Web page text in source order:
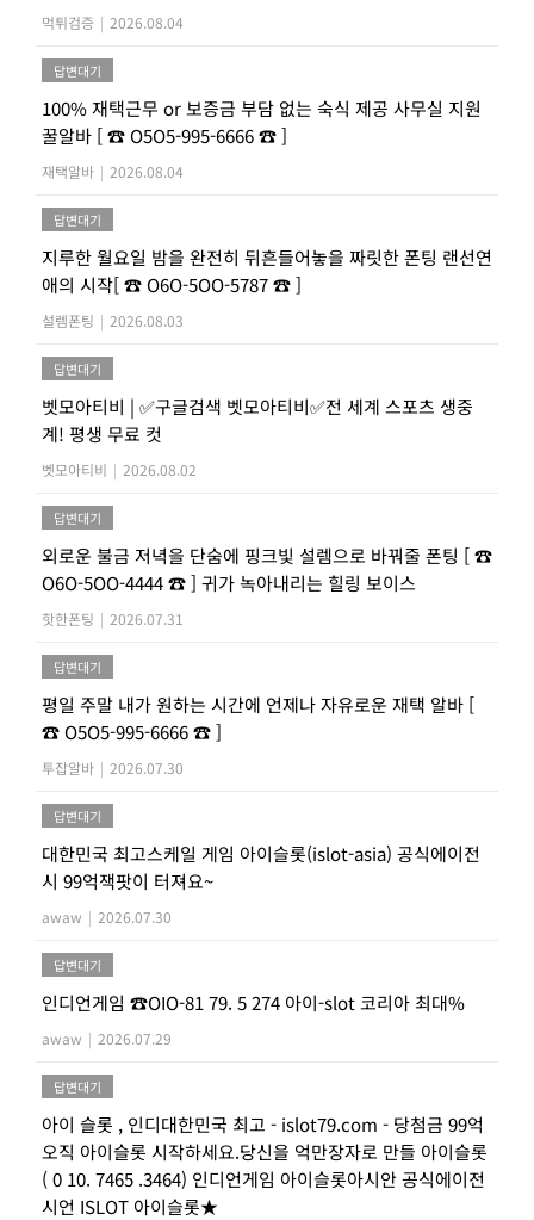
먹튀검증 | 2026.08.04
답변대기
100% 재택근무 or 보증금 부담 없는 숙식 제공 사무실 지원
꿀알바 [ ☎ O5O5-995-6666 ☎ ]
재택알바 | 2026.08.04
답변대기
지루한 월요일 밤을 완전히 뒤흔들어놓을 짜릿한 폰팅 랜선연
애의 시작[ ☎ O6O-5OO-5787 ☎ ]
설렘폰팅 | 2026.08.03
답변대기
벳모아티비 | ✅구글검색 벳모아티비✅전 세계 스포츠 생중
계! 평생 무료 컷
벳모아티비 | 2026.08.02
답변대기
외로운 불금 저녁을 단숨에 핑크빛 설렘으로 바꿔줄 폰팅 [ ☎
O6O-5OO-4444 ☎ ] 귀가 녹아내리는 힐링 보이스
핫한폰팅 | 2026.07.31
답변대기
평일 주말 내가 원하는 시간에 언제나 자유로운 재택 알바 [
☎ O5O5-995-6666 ☎ ]
투잡알바 | 2026.07.30
답변대기
대한민국 최고스케일 게임 아이슬롯(islot-asia) 공식에이전
시 99억잭팟이 터져요~
awaw | 2026.07.30
답변대기
인디언게임 ☎OIO-81 79. 5 274 아이-slot 코리아 최대%
awaw | 2026.07.29
답변대기
아이 슬롯 , 인디대한민국 최고 - islot79.com - 당첨금 99억
오직 아이슬롯 시작하세요.당신을 억만장자로 만들 아이슬롯
( 0 10. 7465 .3464) 인디언게임 아이슬롯아시안 공식에이전
시언 ISLOT 아이슬롯★